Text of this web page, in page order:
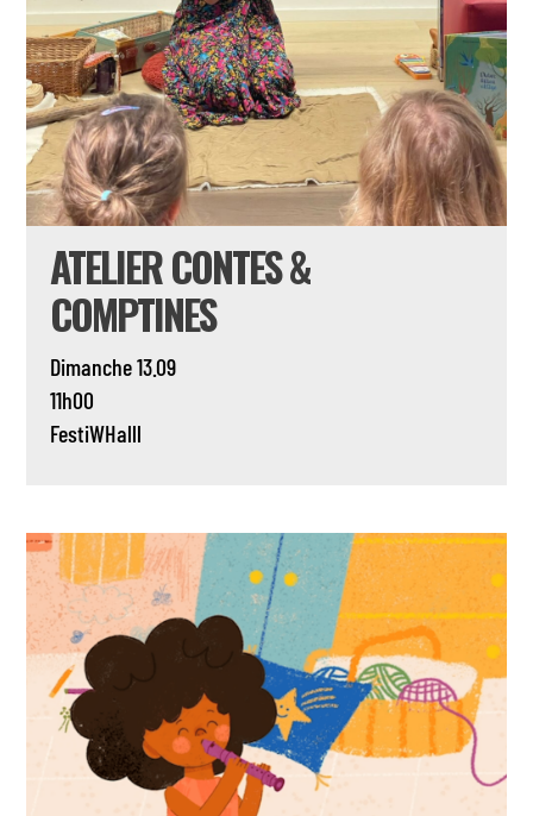
ATELIER CONTES &
COMPTINES
Dimanche 13.09
11h00
FestiWHalll